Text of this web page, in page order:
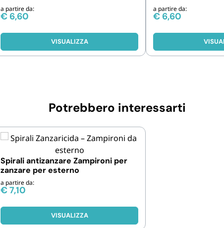
a partire da:
€ 6,60
VISUALIZZA
a partire da:
€ 6,60
Potrebbero interessarti
Spirali antizanzare Zampironi per
zanzare per esterno
a partire da:
€7,10
VISUALIZZA